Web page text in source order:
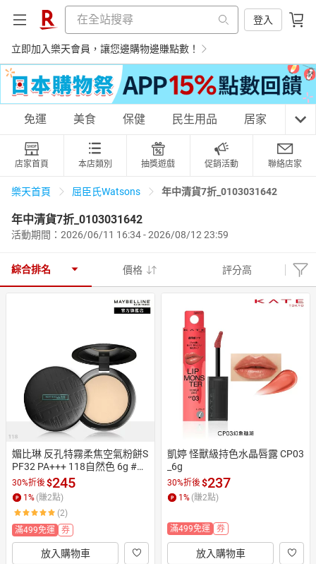
登入
立即加入樂天會員，讓您邊購物邊賺點數！
購物網分類
天天免運 美食蛋糕 養生保健 民生用品
男裝 化妝保養 情趣用品
日本購物 電子/紙本書
HOT
免運 美食 保健 民生用品 居家 3C
店家首頁 本店類別 抽獎遊戲 促銷活動 聯絡店家
樂天首頁 屈臣氏Watsons 年中清貨7折_0103031642
年中清貨7折_0103031642
活動期間：2026/06/11 16:34 - 2026/08/12 23:59
綜合排名 價格 評分高
媚比琳 反孔特霧柔焦空氣粉餅S
PF32 PA+++ 118自然色 6g #空
氣小圓餅
30%折後$245
1 % (賺2點)
(2)
滿499免運
券
放入購物車
凱婷 怪獸級持色水晶唇露 CP03
_6g
30%折後$237
1 % (賺2點)
滿499免運 券
放入購物車